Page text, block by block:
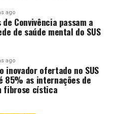
CONSTRUÇÃO
GOLPES
LOJAS
USAM
potencial e vê
de MT com Europa
pessoas inadimplentes
ago
Convivência passam a
de saúde mental do SUS
ago
inovador ofertado no SUS
85% as internações de
fibrose cística